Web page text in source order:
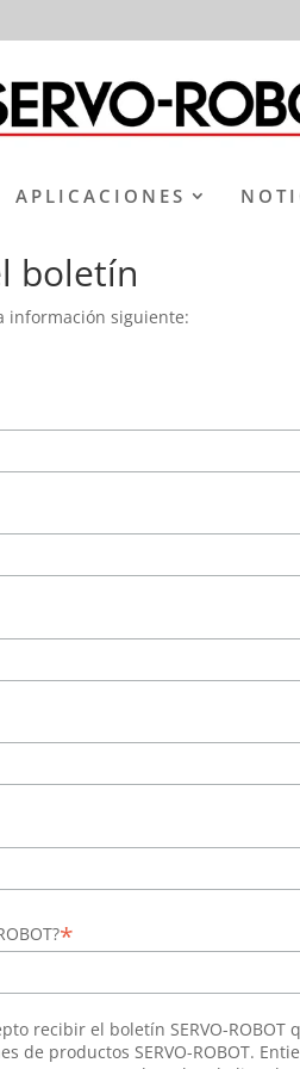
APLICACIONES
boletín
información siguiente:
*
recibir el boletín SERVO-ROBOT
de productos SERVO-ROBOT.